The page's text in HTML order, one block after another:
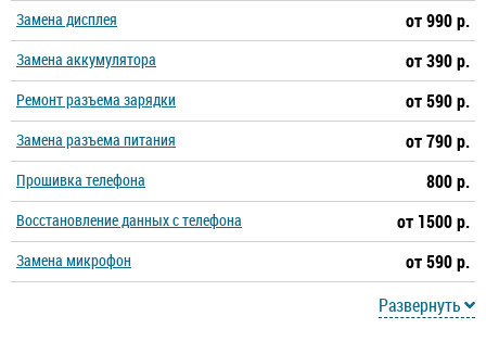
Замена дисплея от 990 р.
Замена аккумулятора от 390 р.
Ремонт разъема зарядки от 590 р.
Замена разъема питания от 790 р.
Прошивка телефона 800 р.
Восстановление данных с телефона от 1500 р.
Замена микрофон
от 590 р.
Развернуть